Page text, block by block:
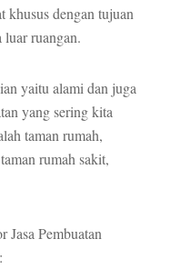
khusus dengan tujuan
luar ruangan.
yaitu alami dan juga
yang sering kita
taman rumah,
rumah sakit,
Pembuatan